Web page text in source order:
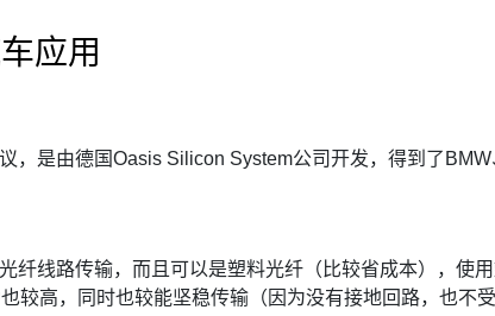
应用
，是由德国Oasis Silicon System公司开发，得到了
纤线路传输，而且可以是塑料光纤（比较省成本），使
较高，同时也较能坚稳传输（因为没有接地回路，也不受